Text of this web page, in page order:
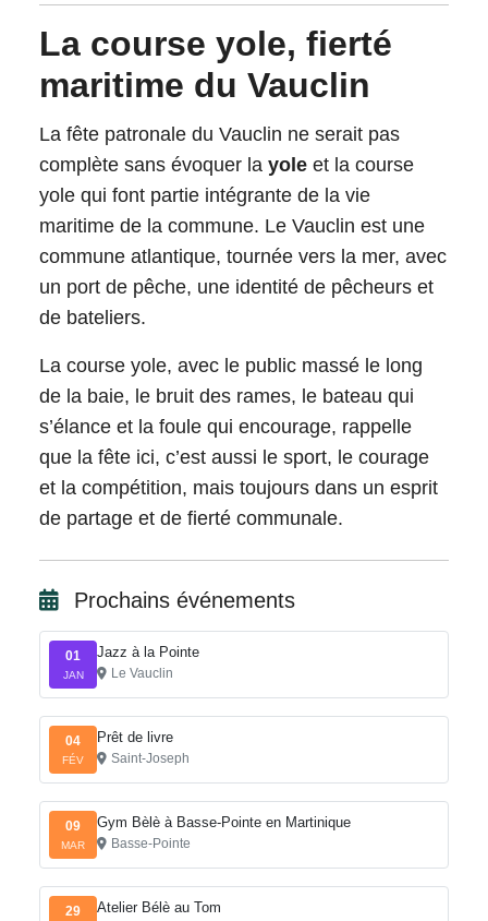
La course yole, fierté
maritime du Vauclin
La fête patronale du Vauclin ne serait pas
complète sans évoquer la yole et la course
yole qui font partie intégrante de la vie
maritime de la commune. Le Vauclin est une
commune atlantique, tournée vers la mer, avec
un port de pêche, une identité de pêcheurs et
de bateliers.
La course yole, avec le public massé le long
de la baie, le bruit des rames, le bateau qui
s’élance et la foule qui encourage, rappelle
que la fête ici, c’est aussi le sport, le courage
et la compétition, mais toujours dans un esprit
de partage et de fierté communale.
Prochains événements
01
JAN
Jazz à la Pointe
Le Vauclin
04
FÉV
Prêt de livre
Saint-Joseph
09
MAR
Gym Bèlè à Basse-Pointe en Martinique
Basse-Pointe
29 Atelier Bélè au Tom